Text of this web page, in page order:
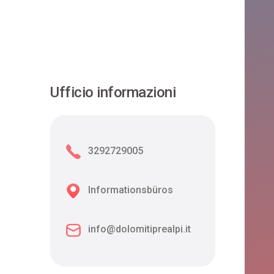
Ufficio informazioni
3292729005
Informationsbüros
info@dolomitiprealpi.it